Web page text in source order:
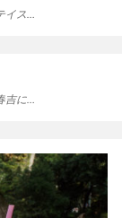
イス…
吉に…